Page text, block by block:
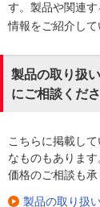
す。製品や関連
情報をご紹介して
製品の取り扱
にご相談くだ
こちらに掲載し
なものもあります
価格のご相談も承
製品の取り扱